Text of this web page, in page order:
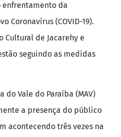
enfrentamento da
Coronavírus (COVID-19).
Cultural de Jacarehy e
seguindo as medidas
do Vale do Paraíba (MAV)
a presença do público
acontecendo três vezes na